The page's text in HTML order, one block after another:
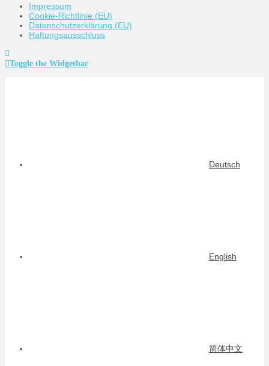
Impressum
Cookie-Richtlinie (EU)
Datenschutzerklärung (EU)
Haftungsausschluss
Toggle the Widgetbar
Deutsch
English
简体中文